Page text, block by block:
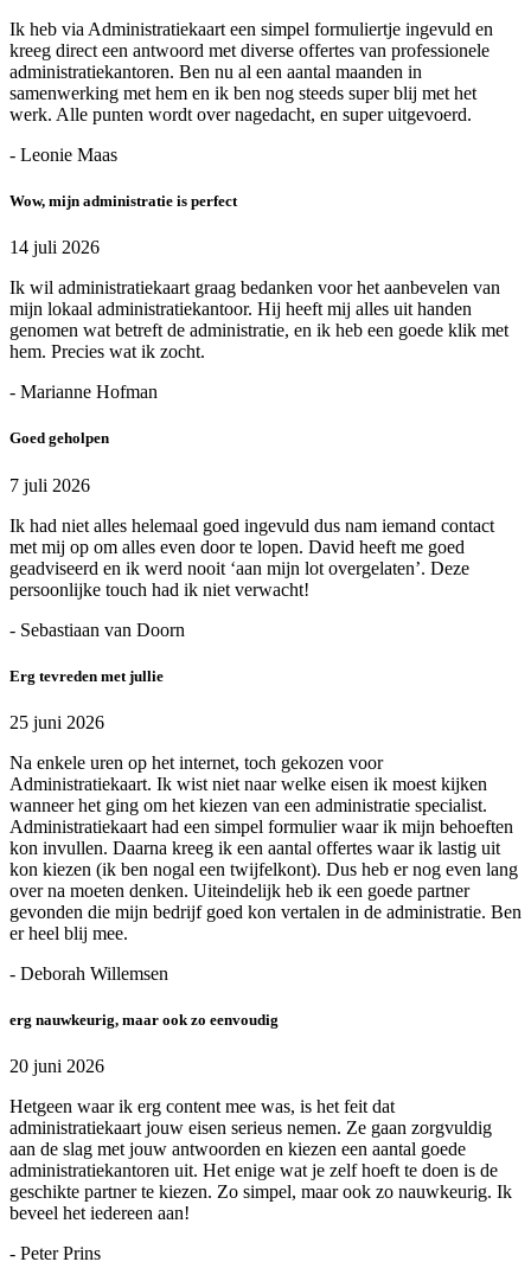
Ik heb via Administratiekaart een simpel formuliertje ingevuld en
kreeg direct een antwoord met diverse offertes van professionele
administratiekantoren. Ben nu al een aantal maanden in
samenwerking met hem en ik ben nog steeds super blij met het
werk. Alle punten wordt over nagedacht, en super uitgevoerd.
- Leonie Maas
Wow, mijn administratie is perfect
14 juli 2026
Ik wil administratiekaart graag bedanken voor het aanbevelen van
mijn lokaal administratiekantoor. Hij heeft mij alles uit handen
genomen wat betreft de administratie, en ik heb een goede klik met
hem. Precies wat ik zocht.
- Marianne Hofman
Goed geholpen
7 juli 2026
Ik had niet alles helemaal goed ingevuld dus nam iemand contact
met mij op om alles even door te lopen. David heeft me goed
geadviseerd en ik werd nooit ‘aan mijn lot overgelaten’. Deze
persoonlijke touch had ik niet verwacht!
- Sebastiaan van Doorn
Erg tevreden met jullie
25 juni 2026
Na enkele uren op het internet, toch gekozen voor
Administratiekaart. Ik wist niet naar welke eisen ik moest kijken
wanneer het ging om het kiezen van een administratie specialist.
Administratiekaart had een simpel formulier waar ik mijn behoeften
kon invullen. Daarna kreeg ik een aantal offertes waar ik lastig uit
kon kiezen (ik ben nogal een twijfelkont). Dus heb er nog even lang
over na moeten denken. Uiteindelijk heb ik een goede partner
gevonden die mijn bedrijf goed kon vertalen in de administratie. Ben
er heel blij mee.
- Deborah Willemsen
erg nauwkeurig, maar ook zo eenvoudig
20 juni 2026
Hetgeen waar ik erg content mee was, is het feit dat
administratiekaart jouw eisen serieus nemen. Ze gaan zorgvuldig
aan de slag met jouw antwoorden en kiezen een aantal goede
administratiekantoren uit. Het enige wat je zelf hoeft te doen is de
geschikte partner te kiezen. Zo simpel, maar ook zo nauwkeurig. Ik
beveel het iedereen aan!
- Peter Prins